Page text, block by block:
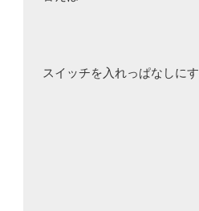
スイッチを入れっぱなしに